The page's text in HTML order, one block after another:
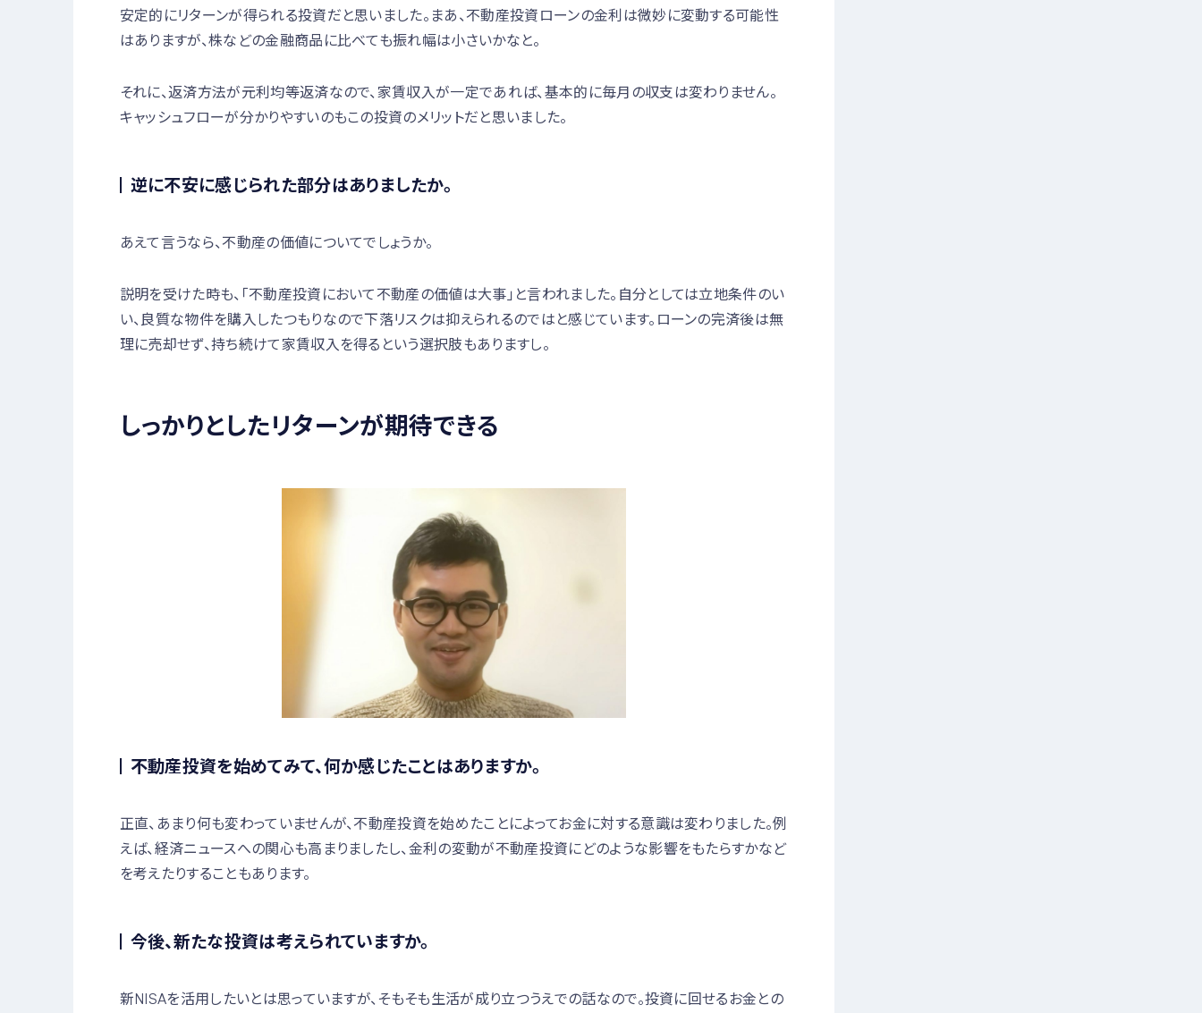
安定的にリターンが得られる投資だと思いました。まあ、不動産投資ローンの金利は微妙に変動する可能性
はありますが、株などの金融商品に比べても振れ幅は小さいかなと。
それに、返済方法が元利均等返済なので、家賃収入が一定であれば、基本的に毎月の収支は変わりません。
キャッシュフローが分かりやすいのもこの投資のメリットだと思いました。
逆に不安に感じられた部分はありましたか。
あえて言うなら、不動産の価値についてでしょうか。
説明を受けた時も、「不動産投資において不動産の価値は大事」と言われました。自分としては立地条件のい
い、良質な物件を購入したつもりなので下落リスクは抑えられるのではと感じています。ローンの完済後は無
理に売却せず、持ち続けて家賃収入を得るという選択肢もありますし。
しっかりとしたリターンが期待できる
不動産投資を始めてみて、何か感じたことはありますか。
正直、あまり何も変わっていませんが、不動産投資を始めたことによってお金に対する意識は変わりました。例
えば、経済ニュースへの関心も高まりましたし、金利の変動が不動産投資にどのような影響をもたらすかなど
を考えたりすることもあります。
今後、新たな投資は考えられていますか。
新NISAを活用したいとは思っていますが、そもそも生活が成り立つうえでの話なので。投資に回せるお金との